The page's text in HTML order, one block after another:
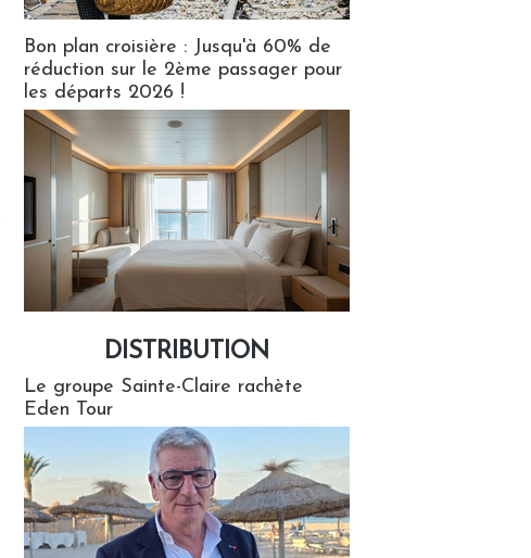
Bon plan croisière : Jusqu'à 60% de
réduction sur le 2ème passager pour
les départs 2026 !
DISTRIBUTION
Le groupe Sainte-Claire rachète
Eden Tour